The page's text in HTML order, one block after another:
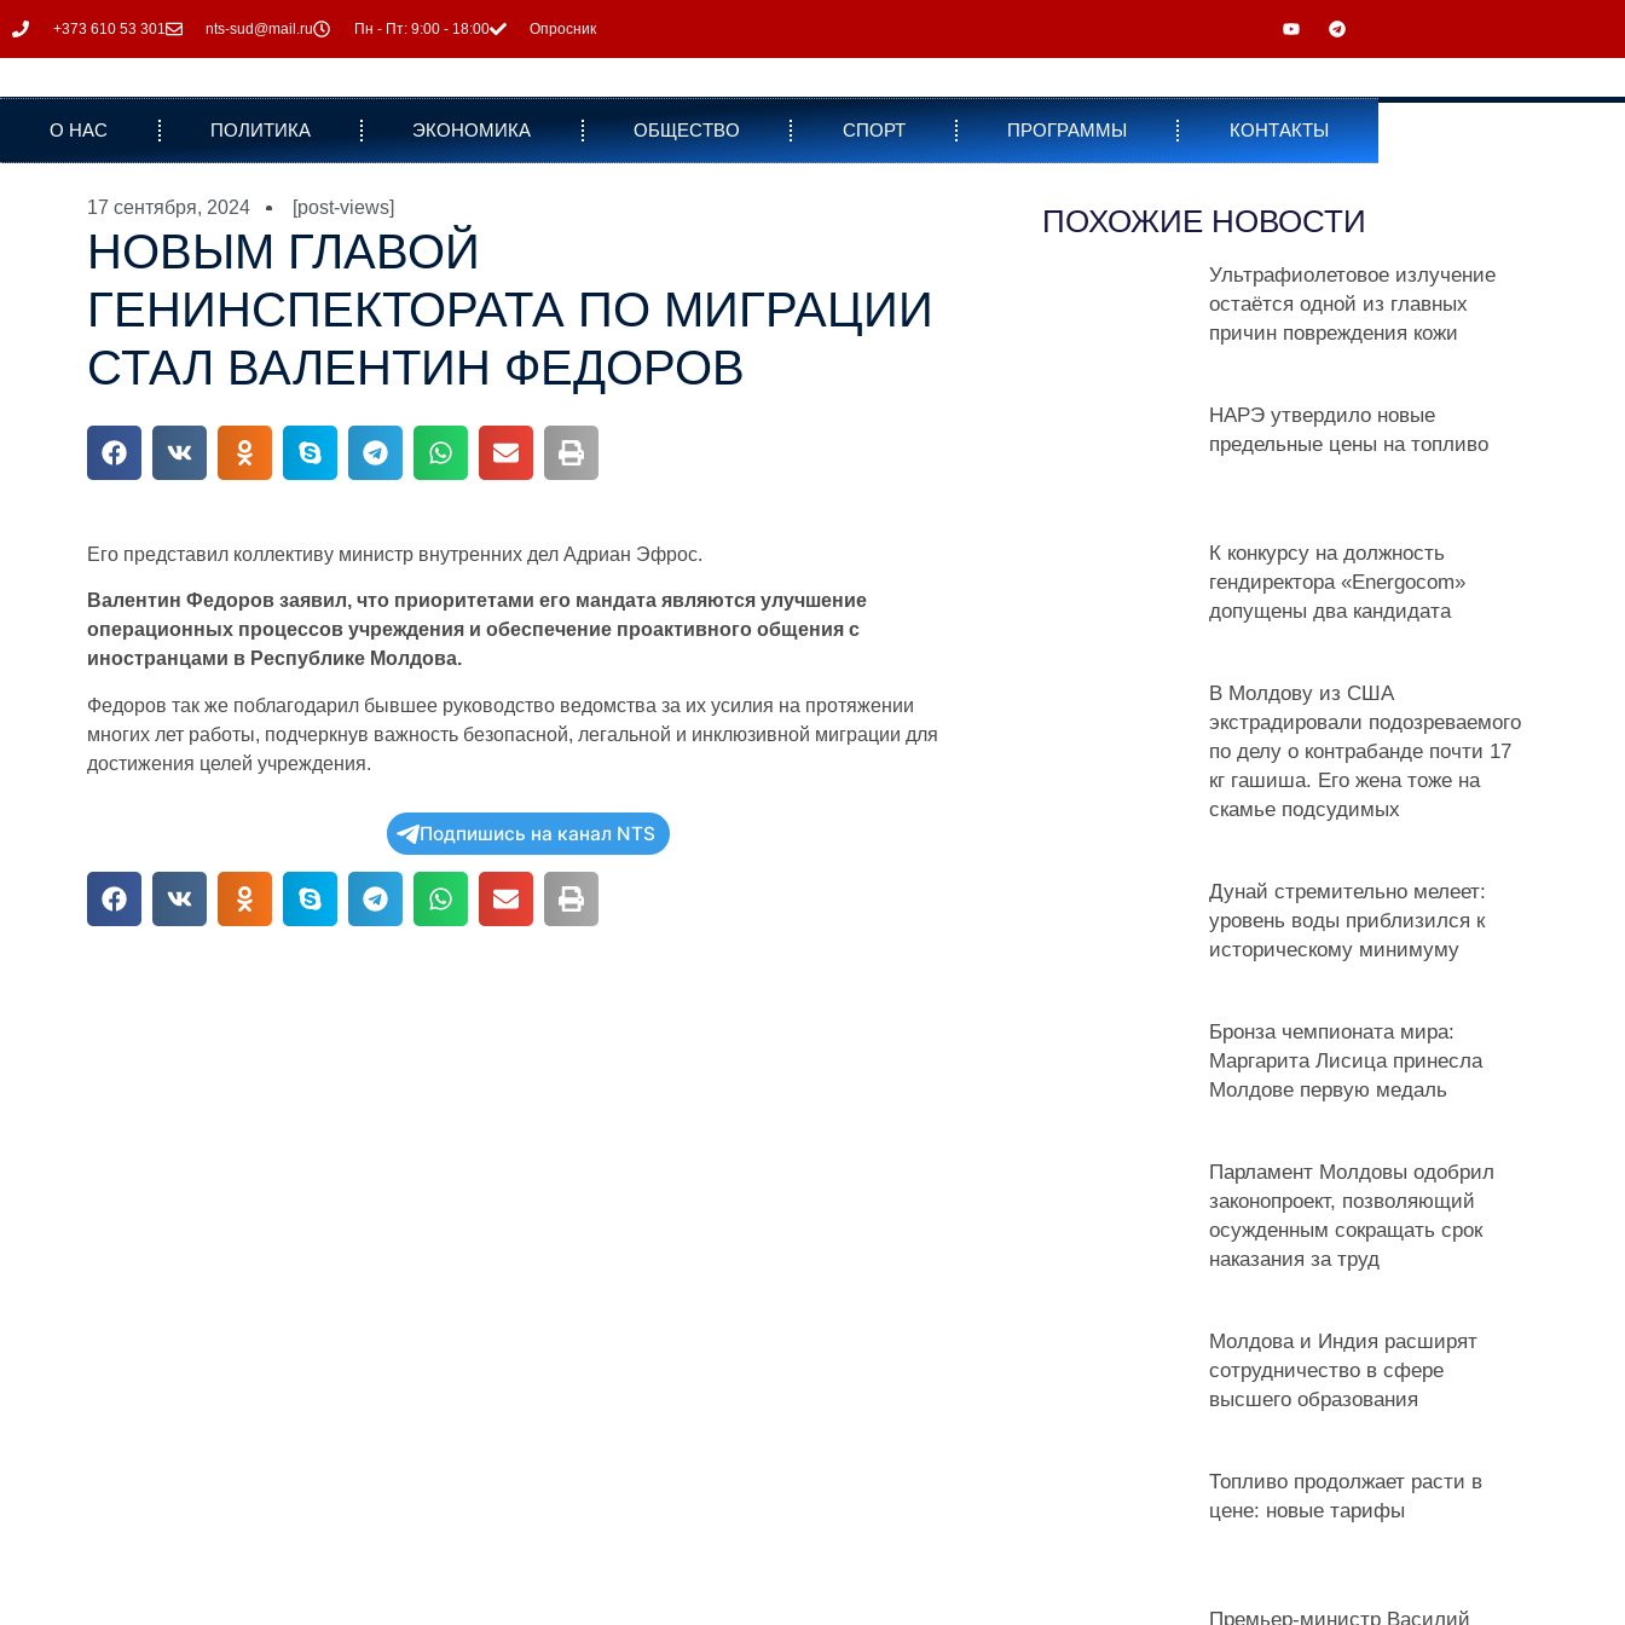
+373 610 53 301 nts-sud@mail.ru Пн - Пт: 9:00 - 18:00 Опросник
О НАС ПОЛИТИКА ЭКОНОМИКА ОБЩЕСТВО СПОРТ ПРОГРАММЫ КОНТАКТЫ
17 сентября, 2024 [post-views]
НОВЫМ ГЛАВОЙ
ГЕНИНСПЕКТОРАТА ПО МИГРАЦИИ
СТАЛ ВАЛЕНТИН ФЕДОРОВ
Его представил коллективу министр внутренних дел Адриан Эфрос.
Валентин Федоров заявил, что приоритетами его мандата являются улучшение
операционных процессов учреждения и обеспечение проактивного общения с
иностранцами в Республике Молдова.
Федоров так же поблагодарил бывшее руководство ведомства за их усилия на протяжении
многих лет работы, подчеркнув важность безопасной, легальной и инклюзивной миграции для
достижения целей учреждения.
Подпишись на канал NTS
ПОХОЖИЕ НОВОСТИ
Ультрафиолетовое излучение
остаётся одной из главных
причин повреждения кожи
НАРЭ утвердило новые
предельные цены на топливо
К конкурсу на должность
гендиректора «Energocom»
допущены два кандидата
В Молдову из США
экстрадировали подозреваемого
по делу о контрабанде почти 17
кг гашиша. Его жена тоже на
скамье подсудимых
Дунай стремительно мелеет:
уровень воды приблизился к
историческому минимуму
Бронза чемпионата мира:
Маргарита Лисица принесла
Молдове первую медаль
Парламент Молдовы одобрил
законопроект, позволяющий
осужденным сокращать срок
наказания за труд
Молдова и Индия расширят
сотрудничество в сфере
высшего образования
Топливо продолжает расти в
цене: новые тарифы
Премьер-министр Василий